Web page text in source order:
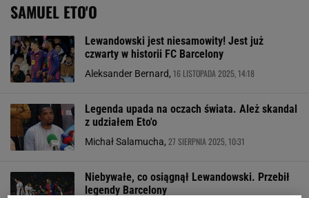
SAMUEL ETO'O
Lewandowski jest niesamowity! Jest już
czwarty w historii FC Barcelony
Aleksander Bernard, 16 LISTOPADA 2025, 14:18
Legenda upada na oczach świata. Ależ skandal
z udziałem Eto'o
Michał Salamucha, 27 SIERPNIA 2025, 10:31
Niebywałe, co osiągnął Lewandowski. Przebił
legendy Barcelony